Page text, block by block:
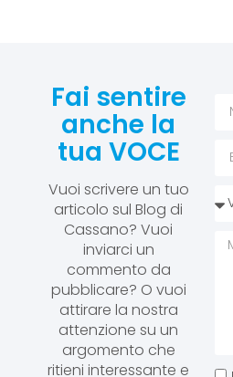
Fai sentire
anche la
tua VOCE
Vuoi scrivere un tuo
articolo sul Blog di
Cassano? Vuoi
inviarci un
commento da
pubblicare? O vuoi
attirare la nostra
attenzione su un
argomento che
ritieni interessante e